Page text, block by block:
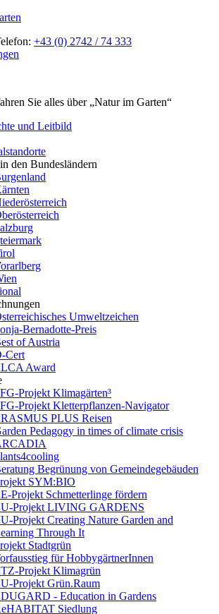
+43 (0) 2742 / 74 333
Sie alles über „Natur im Garten“
und Leitbild
den Bundesländern
Umweltzeichen
Bernadotte-Preis
of Austria
Cert
Award
Projekt Klimagärten³
Projekt Kletterpflanzen-Navigator
PLUS Reisen
Pedagogy in times of climate crisis
Begrünung von Gemeindegebäuden
SYM:BIO
Projekt Schmetterlinge fördern
Projekt LIVING GARDENS
Projekt Creating Nature Garden and
Through It
Stadtgrün
für HobbygärtnerInnen
Projekt Klimagrün
Projekt Grün.Raum
- Education in Gardens
Siedlung